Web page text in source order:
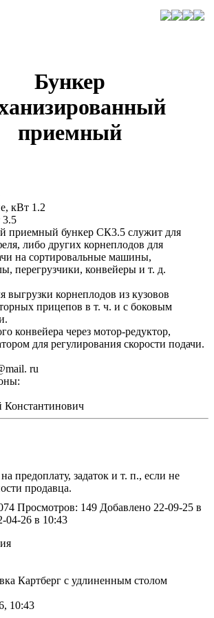
Бункер
приемный
кВт 1.2
3.5
приемный бункер СК3.5 служит для
либо других корнеплодов для
на сортировальные машины,
перегрузчики, конвейеры и т. д.
выгрузки корнеплодов из кузовов
прицепов в т. ч. и с боковым
конвейера через мотор-редуктор,
для регулирования скорости подачи.
ru
на предоплату, задаток и т. п., если не
продавца.
Просмотров: 149 Добавлено 22-09-25 в
04-26 в 10:43
Картберг с удлиненным столом
10:43